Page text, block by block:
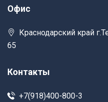
Офис
Краснодарский край
65
Контакты
+7(918)400-800-3